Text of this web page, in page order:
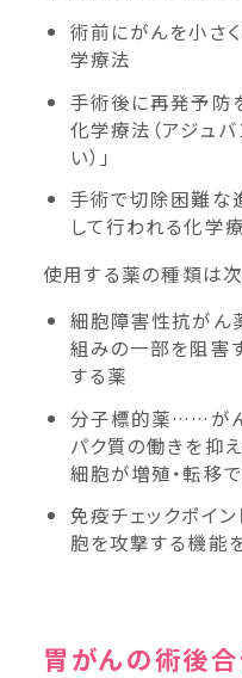
術前にがんを小さ
学療法
手術後に再発予防
化学療法（アジュ
い）」
手術で切除困難な
して行われる化学
使用する薬の種類は次
細胞障害性抗が
組みの一部を阻害
する薬
分子標的薬……が
パク質の働きを抑え
細胞が増殖・転移
免疫チェックポイ
胞を攻撃する機能
胃がんの術後